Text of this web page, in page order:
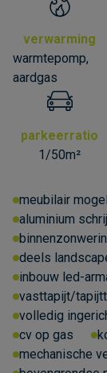
verwarming
warmtepomp,
aardgas
parkeerratio
1/50m²
meubilair
aluminium
deels
inbouw led-
vasttapijt/
volledig
cv op gas
mechanische